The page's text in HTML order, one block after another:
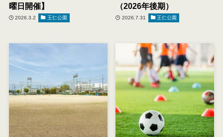
曜日開催】
2026.3.2 王仁公園
（2026年後期）
2026.7.31 王仁公園